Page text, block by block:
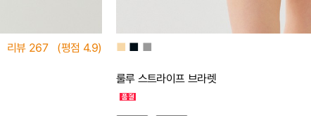
리뷰 267 (평점 4.9) ■ ■ ■
룰루 스트라이프 브라렛